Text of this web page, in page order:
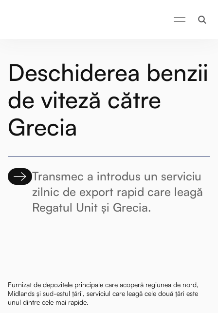
Deschiderea benzii
de viteză către
Grecia
Transmec a introdus un serviciu
zilnic de export rapid care leagă
Regatul Unit și Grecia.
Furnizat de depozitele principale care acoperă regiunea de nord,
Midlands și sud-estul țării, serviciul care leagă cele două țări este
unul dintre cele mai rapide.